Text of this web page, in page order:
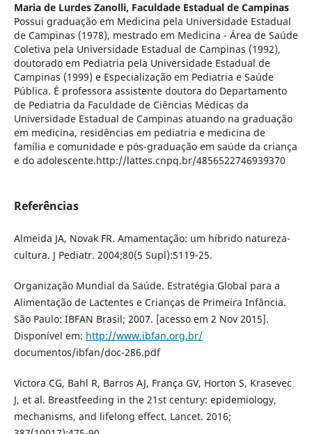
Maria de Lurdes Zanolli, Faculdade Estadual de Campinas
Possui graduação em Medicina pela Universidade Estadual
de Campinas (1978), mestrado em Medicina - Área de Saúde
Coletiva pela Universidade Estadual de Campinas (1992),
doutorado em Pediatria pela Universidade Estadual de
Campinas (1999) e Especialização em Pediatria e Saúde
Pública. É professora assistente doutora do Departamento
de Pediatria da Faculdade de Ciências Médicas da
Universidade Estadual de Campinas atuando na graduação
em medicina, residências em pediatria e medicina de
família e comunidade e pós-graduação em saúde da criança
e do adolescente.http://lattes.cnpq.br/4856522746939370
Referências
Almeida JA, Novak FR. Amamentação: um híbrido natureza-
cultura. J Pediatr. 2004;80(5 Supl):S119-25.
Organização Mundial da Saúde. Estratégia Global para a
Alimentação de Lactentes e Crianças de Primeira Infância.
São Paulo: IBFAN Brasil; 2007. [acesso em 2 Nov 2015].
Disponível em: http://www.ibfan.org.br/
documentos/ibfan/doc-286.pdf
Victora CG, Bahl R, Barros AJ, França GV, Horton S, Krasevec
J, et al. Breastfeeding in the 21st century: epidemiology,
mechanisms, and lifelong effect. Lancet. 2016;